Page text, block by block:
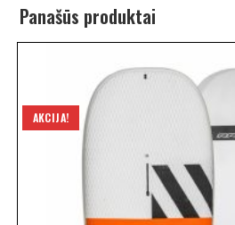
Panašūs produktai
AKCIJA!